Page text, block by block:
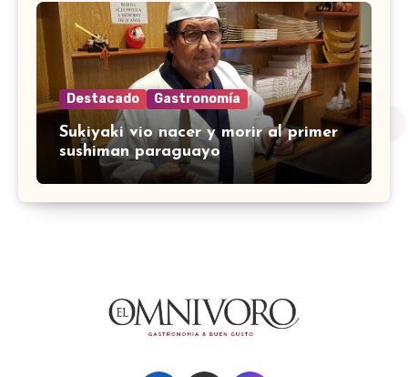
Destacado Gastronomía
Sukiyaki vio nacer y morir al primer
sushiman paraguayo